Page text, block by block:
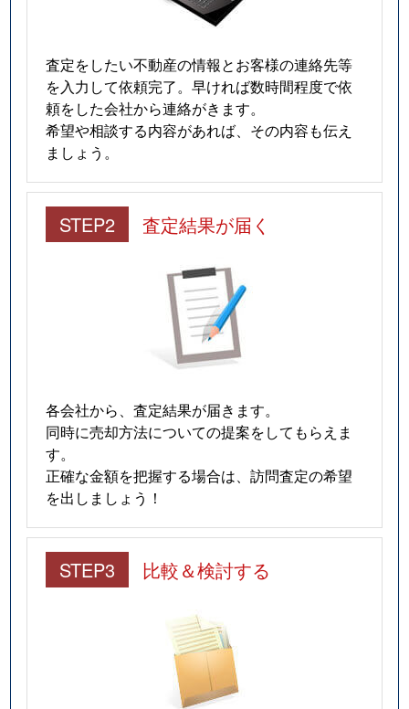
査定をしたい不動産の情報とお客様の連絡先等
を入力して依頼完了。早ければ数時間程度で依
頼をした会社から連絡がきます。
希望や相談する内容があれば、その内容も伝え
ましょう。
STEP2 査定結果が届く
各会社から、査定結果が届きます。
同時に売却方法についての提案をしてもらえま
す。
正確な金額を把握する場合は、訪問査定の希望
を出しましょう！
STEP3 比較＆検討する